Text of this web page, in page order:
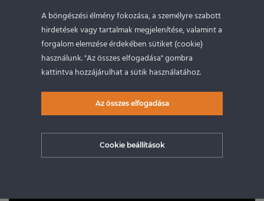
KÓSTOLJ BELE AZ
ÉLMÉNYBE!
A böngészési élmény fokozása, a személyre szabott
hirdetések vagy tartalmak megjelenítése, valamint a
forgalom elemzése érdekében sütiket (cookie)
használunk. "Az összes elfogadása" gombra
kattintva hozzájárulhat a sütik használatához.
Az összes elfogadása
Cookie beállítások